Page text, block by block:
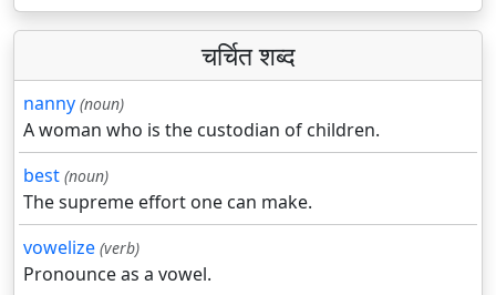
चर्चित शब्द
nanny (noun)
A woman who is the custodian of children.
best (noun)
The supreme effort one can make.
vowelize (verb)
Pronounce as a vowel.